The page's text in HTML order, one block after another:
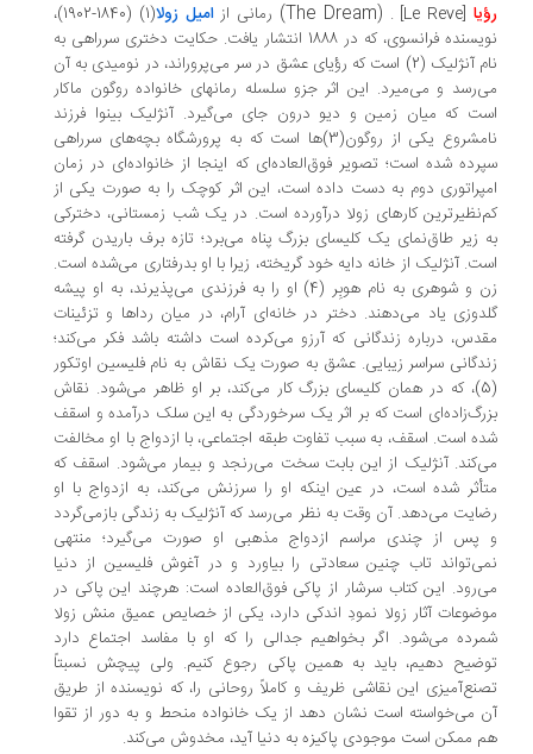
[Le Reve]
. رمانی ازامیل زولا
(1) (1840-1902)،
نویسنده فرانسوی، که در 1888 انتشار یافت. حکایت دختری سرراهی به
نام آنژلیک (2) است که رؤیای عشق در سر می‌پروراند، در نومیدی به آن
و می‌میرد. این اثر جزو سلسله رمانهای خانواده روگون ماکار
که میان زمین و دیو درون جای می‌گیرد. آنژلیک بینوا فرزند
نامشروع یکی از روگون‌(3)ها است که به پرورشگاه بچه‌های سرراهی
شده است؛ تصویر فوق‌العاده‌ای که اینجا از خانواده‌ای در زمان
دوم به دست داده است،‌ این اثر کوچک را به صورت یکی از
کارهای زولا درآورده است. در یک شب زمستانی، دخترکی
زیر طاق‌نمای یک کلیسای بزرگ پناه می‌برد؛ تازه برف باریدن گرفته
آنژلیک از خانه دایه خود گریخته، زیرا با او بدرفتاری می‌شده است.
زن و شوهری به نام هوبِر (4) او را به فرزندی می‌پذیرند، به او پیشه
یاد می‌دهند. دختر در خانه‌ای آرام، در میان رداها و تزئینات
درباره زندگانی که آرزو می‌کرده است داشته باشد فکر می‌کند؛
سراسر زیبایی. عشق به صورت یک نقاش به نام فلیسین اوتکور
(5)، که در همان کلیسای بزرگ کار می‌کند، بر او ظاهر می‌شود. نقاش
است که بر اثر یک سرخوردگی به این سلک درآمده و اسقف
است. اسقف، به سبب تفاوت طبقه اجتماعی،‌ با ازدواج با او مخالفت
آنژلیک از این بابت سخت می‌رنجد و بیمار می‌شود. اسقف که
شده است، در عین اینکه او را سرزنش می‌کند، به ازدواج با او
می‌دهد. آن وقت به نظر می‌رسد که آنژلیک به زندگی بازمی‌گردد
پس از چندی مراسم ازدواج مذهبی او صورت می‌گیرد؛ منتهی
تاب چنین سعادتی را بیاورد و در آغوش فلیسین از دنیا
این کتاب سرشار از پاکی فوق‌العاده است: هرچند این پاکی در
آثار زولا نمودِ اندکی دارد، یکی از خصایص عمیق منش زولا
می‌شود. اگر بخواهیم جدالی را که او با مفاسد اجتماع دارد
دهیم، باید به همین پاکی رجوع کنیم. ولی پیچش نسبتاً
این نقاشی ظریف و کاملاً روحانی را، که نویسنده از طریق
می‌خواسته است نشان دهد از یک خانواده منحط و به دور از تقوا
ممکن است موجودی پاکیزه به دنیا آید، مخدوش می‌کند.